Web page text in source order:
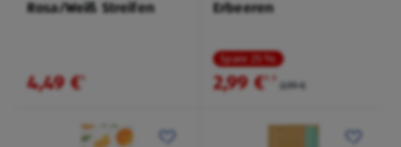
Rosa/Weiß Streifen
4,49 €¹
Erbeeren
Spare 25 %
2,99 €¹ ² 3,99 €